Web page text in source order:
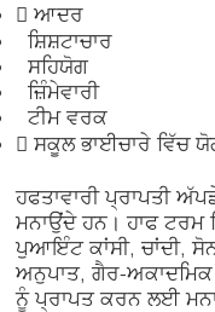
 ਆਦਰ
ਸ਼ਿਸ਼ਟਾਚਾਰ
ਸਹਿਯੋਗ
ਜ਼ਿੰਮੇਵਾਰੀ
ਟੀਮ ਵਰਕ
 ਸਕੂਲ ਭਾਈਚਾਰੇ ਵਿੱਚ
ਹਫਤਾਵਾਰੀ ਪ੍ਰਾਪਤੀ
ਮਨਾਉਂਦੇ ਹਨ। ਹਾਫ ਟਰਮ
ਪੁਆਇੰਟ ਕਾਂਸੀ, ਚਾਂਦੀ,
ਅਨੁਪਾਤ, ਗੈਰ-ਅਕਾਦਮਿਕ
ਨੂੰ ਪ੍ਰਾਪਤ ਕਰਨ ਲਈ